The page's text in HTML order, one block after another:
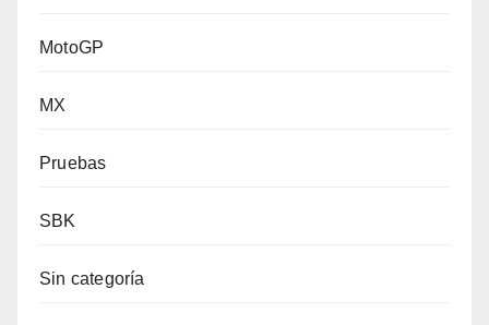
MotoGP
MX
Pruebas
SBK
Sin categoría